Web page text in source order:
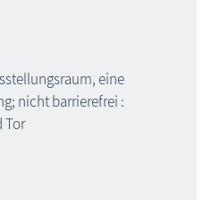
eine
nicht barrierefrei :
Tor